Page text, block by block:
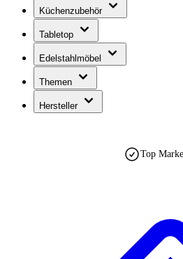
Küchenzubehör
Tabletop
Edelstahlmöbel
Themen
Hersteller
Top